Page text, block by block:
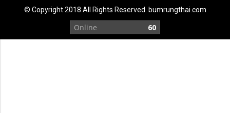
© Copyright 2018 All Rights Reserved. bumrungthai.com
Visitors 3,260,633